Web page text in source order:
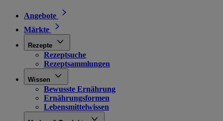
Angebote
Märkte
Rezepte
Rezeptsuche
Rezeptsammlungen
Wissen
Bewusste Ernährung
Ernährungsformen
Lebensmittelwissen